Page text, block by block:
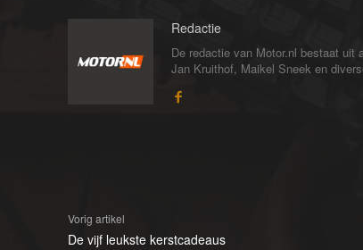
Redactie
De redactie van Motor.nl bestaat uit
Jan Kruithof, Maikel Sneek en
Vorig artikel
De vijf leukste kerstcadeaus